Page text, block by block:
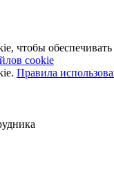
чтобы обеспечивать
cookie
Правила